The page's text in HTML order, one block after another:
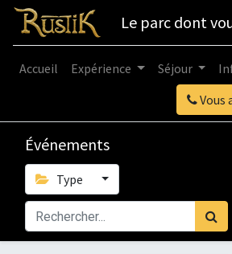
Le parc dont
Vous
Accueil Expérience Séjour
Événements
Type